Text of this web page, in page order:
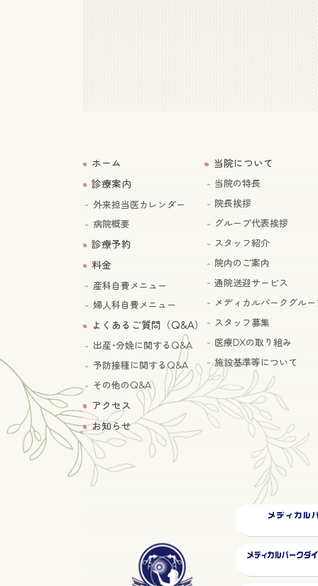
ホーム
診療案内
外来担当医カレンダー
病院概要
診療予約
料金
産科自費メニュー
婦人科自費メニュー
よくあるご質問（Q&A）
出産･分娩に関するQ&A
予防接種に関するQ&A
その他のQ&A
アクセス
お知らせ
当院について
当院の特長
院長挨拶
グループ代表挨拶
スタッフ紹介
院内のご案内
通院送迎サービス
メディカルパークグルー
スタッフ募集
医療DXの取り組み
施設基準等について